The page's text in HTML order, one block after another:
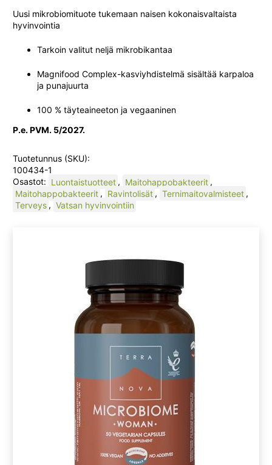
kaps
määrä
Uusi mikrobiomituote tukemaan naisen kokonaisvaltaista
hyvinvointia
Tarkoin valitut neljä mikrobikantaa
Magnifood Complex-kasviyhdistelmä sisältää karpaloa
ja punajuurta
100 % täyteaineeton ja vegaaninen
P.e. PVM. 5/2027.
Tuotetunnus (SKU):
100434-1
Osastot: Luontaistuotteet , Maitohappobakteerit ,
Maitohappobakteerit , Ravintolisät , Ternimaitovalmisteet ,
Terveys , Vatsan hyvinvointiin